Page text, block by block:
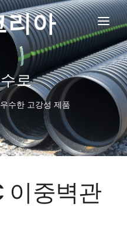
리아
로
수한 고강성 제품
이중벽관